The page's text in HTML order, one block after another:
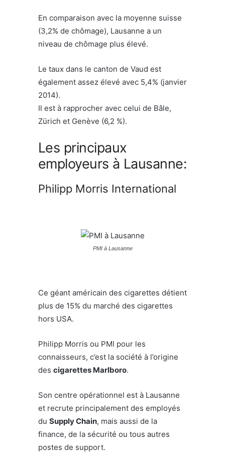
En comparaison avec la moyenne suisse
(3,2% de chômage), Lausanne a un
niveau de chômage plus élevé.
Le taux dans le canton de Vaud est
également assez élevé avec 5,4% (janvier
2014).
Il est à rapprocher avec celui de Bâle,
Zürich et Genève (6,2 %).
Les principaux
employeurs à Lausanne:
Philipp Morris International
PMI à Lausanne
Ce géant américain des cigarettes détient
plus de 15% du marché des cigarettes
hors USA.
Philipp Morris ou PMI pour les
connaisseurs, c’est la société à l’origine
des cigarettes Marlboro.
Son centre opérationnel est à Lausanne
et recrute principalement des employés
du Supply Chain, mais aussi de la
finance, de la sécurité ou tous autres
postes de support.